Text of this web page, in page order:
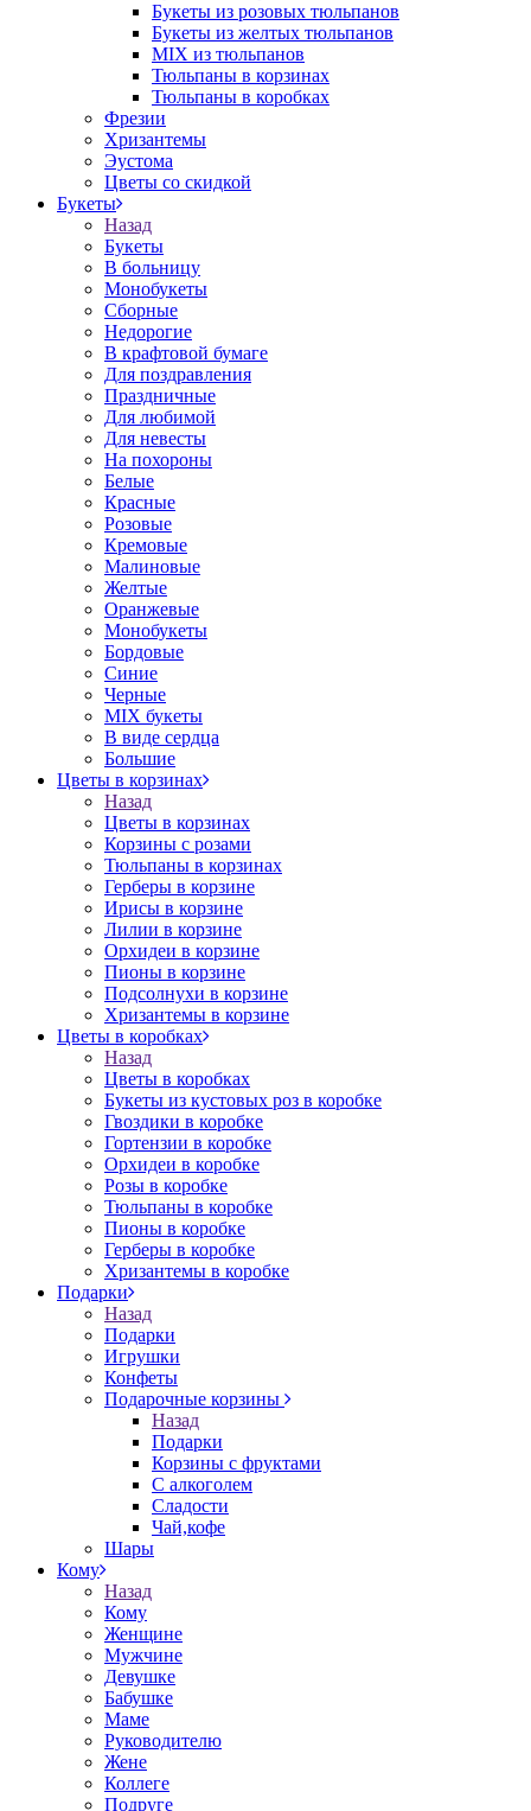
Букеты из розовых тюльпанов
Букеты из желтых тюльпанов
MIX из тюльпанов
Тюльпаны в корзинах
Тюльпаны в коробках
Фрезии
Хризантемы
Эустома
Цветы со скидкой
Букеты
Назад
Букеты
В больницу
Монобукеты
Сборные
Недорогие
В крафтовой бумаге
Для поздравления
Праздничные
Для любимой
Для невесты
На похороны
Белые
Красные
Розовые
Кремовые
Малиновые
Желтые
Оранжевые
Монобукеты
Бордовые
Синие
Черные
MIX букеты
В виде сердца
Большие
Цветы в корзинах
Назад
Цветы в корзинах
Корзины с розами
Тюльпаны в корзинах
Герберы в корзине
Ирисы в корзине
Лилии в корзине
Орхидеи в корзине
Пионы в корзине
Подсолнухи в корзине
Хризантемы в корзине
Цветы в коробках
Назад
Цветы в коробках
Букеты из кустовых роз в коробке
Гвоздики в коробке
Гортензии в коробке
Орхидеи в коробке
Розы в коробке
Тюльпаны в коробке
Пионы в коробке
Герберы в коробке
Хризантемы в коробке
Подарки
Назад
Подарки
Игрушки
Конфеты
Подарочные корзины
Назад
Подарки
Корзины с фруктами
С алкоголем
Сладости
Чай,кофе
Шары
Кому
Назад
Кому
Женщине
Мужчине
Девушке
Бабушке
Маме
Руководителю
Жене
Коллеге
Подруге